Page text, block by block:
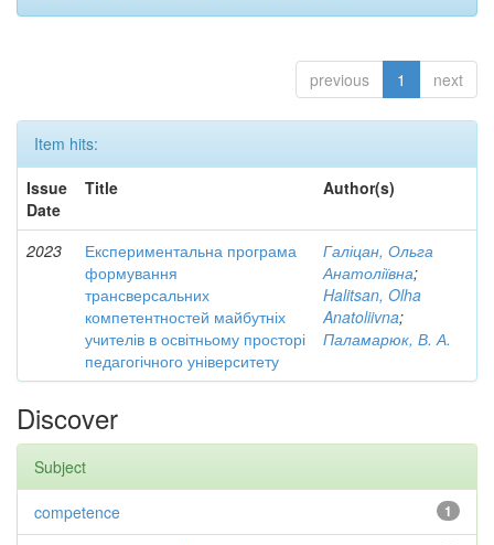
previous 1 next
Item hits:
Issue
Date
Title Author(s)
2023
Експериментальна програма
формування
трансверсальних
компетентностей майбутніх
учителів в освітньому просторі
педагогічного університету
Галіцан, Ольга
Анатоліївна;
Halitsan, Olha
Anatoliivna;
Паламарюк, В. А.
Discover
Subject
1
competence